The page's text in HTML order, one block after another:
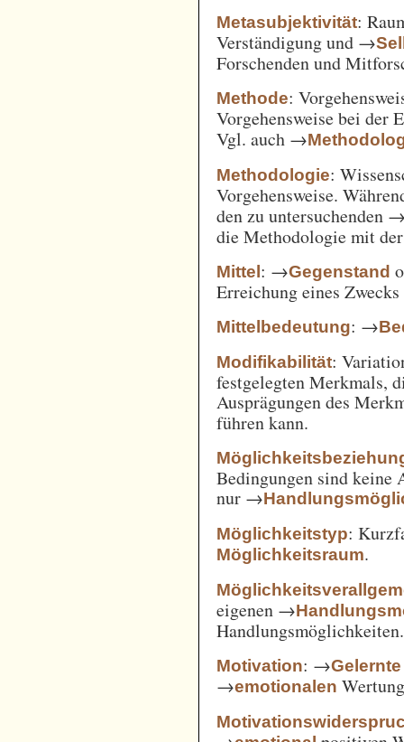
Metasubjektivität:
Verständigung und →
Forschenden und
Methode:
Vorgehensweise bei der
Vgl. auch →
Methodologie:
Vorgehensweise.
den zu untersuchenden
die Methodologie mit
Mittel: →Gegenstand
Erreichung eines
Mittelbedeutung: →
Modifikabilität:
festgelegten Merkmals,
Ausprägungen des
führen kann.
Bedingungen sind keine
nur →
Möglichkeitstyp:
Möglichkeitsraum.
eigenen →
Handlungsmöglichkeiten.
Motivation: →Gelernte
→emotionalen